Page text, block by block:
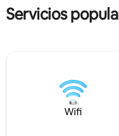
FIFA
naturaleza con
vistas al
bosques con
fogata de leña y
Servicios
Wifi